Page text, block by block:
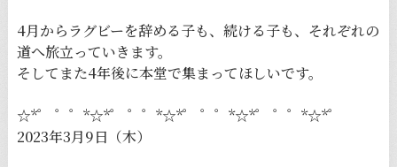
4月からラグビーを辞める子も、続ける子も、それぞれの
道へ旅立っていきます。
そしてまた4年後に本堂で集まってほしいです。
☆*゜ ゜゜*☆*゜ ゜゜*☆*゜ ゜゜*☆*゜ ゜゜*☆*゜
2023年3月9日（木）